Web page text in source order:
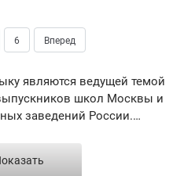
6 Вперед
являются ведущей темой
школ Москвы и
заведений России.
(полном) общем